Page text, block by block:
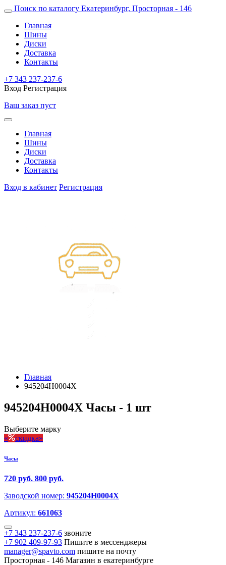
Поиск по каталогу Екатеринбург, Просторная - 146
Главная
Шины
Диски
Доставка
Контакты
+7 343 237-237-6
Вход Регистрация
Ваш заказ пуст
Главная
Шины
Диски
Доставка
Контакты
Вход в кабинет Регистрация
Главная
945204H0004X
945204H0004X Часы - 1 шт
Выберите марку
скидка
Часы
720 руб. 800 руб.
Заводской номер: 945204H0004X
Артикул: 661063
+7 343 237-237-6 звоните
+7 902 409-97-93 Пишите в мессенджеры
manager@spavto.com пишите на почту
Просторная - 146 Магазин в екатеринбурге